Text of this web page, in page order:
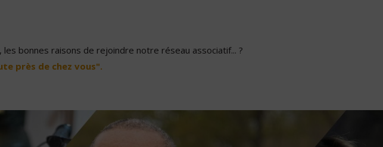
bonnes raisons de rejoindre notre réseau associatif... ?
près de chez vous".